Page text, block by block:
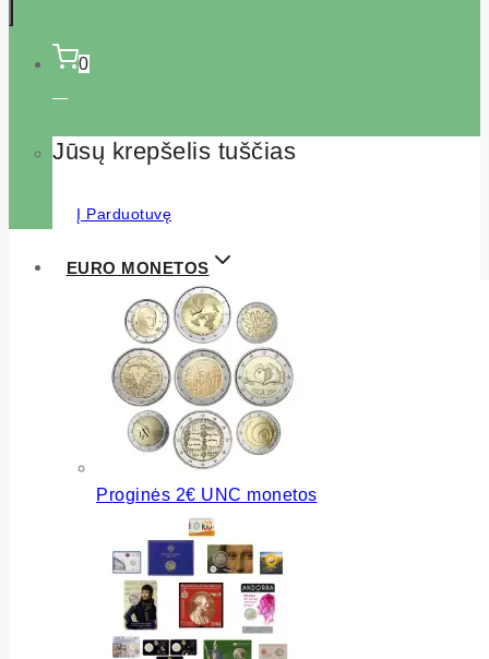
0
Jūsų krepšelis tuščias
Į Parduotuvę
EURO MONETOS
Proginės 2€ UNC monetos